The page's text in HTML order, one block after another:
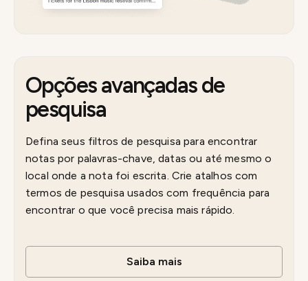
Opções avançadas de
pesquisa
Defina seus filtros de pesquisa para encontrar
notas por palavras-chave, datas ou até mesmo o
local onde a nota foi escrita. Crie atalhos com
termos de pesquisa usados com frequência para
encontrar o que você precisa mais rápido.
Saiba mais